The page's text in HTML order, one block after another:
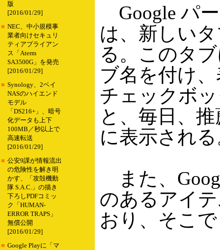
版
[2016/01/29]
■ NEC、中小規模事
業者向けセキュリ
ティアプライアン
ス「Aterm
SA3500G」を発売
[2016/01/29]
■ Synology、2ベイ
NASのハイエンド
モデル
「DS216+」、暗号
化データも上下
100MB／秒以上で
高速転送
[2016/01/29]
■ 公安9課が情報流出
の危険性を解き明
かす、「攻殻機動
隊 S.A.C.」の描き
下ろしPDFコミッ
ク「HUMAN-
ERROR TRAPS」
無償公開
[2016/01/29]
■ Google Playに「マ
Google パ
は、新しい
る。このタブ
ブ名を付け
チェックボ
と、毎日、
に表示され
また、
のあるアイ
おり、そこ